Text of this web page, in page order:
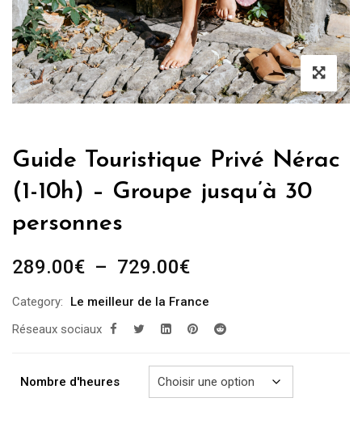
Guide Touristique Privé Nérac
(1-10h) – Groupe jusqu’à 30
personnes
289.00€ – 729.00€Plage
prix :
289.00€
729.00€
Category:
Le meilleur de la France
Réseaux sociaux
Nombre d'heures